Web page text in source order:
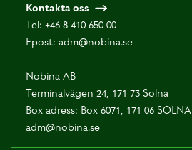
Kontakta oss
Tel: +46 8 410 650 00
Epost: adm@nobina.se
Nobina AB
Terminalvägen 24, 171 73 Solna
Box adress: Box 6071, 171 06 SOLNA
adm@nobina.se